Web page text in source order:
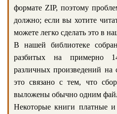
формате ZIP, поэтому
должно; если вы хотите
можете легко сделать это в
В нашей библиотеке
разбитых на примерно
различных произведений на
это связано с тем, что
выложены обычно одним
Некоторые книги платные